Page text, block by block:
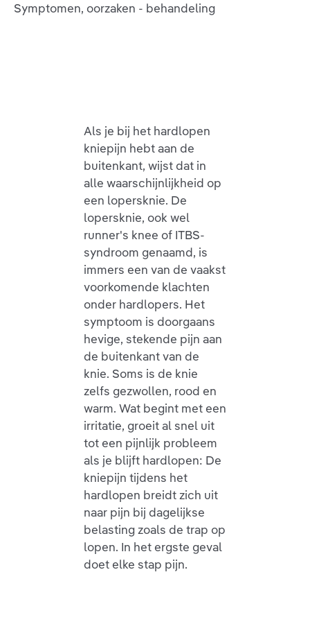
Symptomen, oorzaken - behandeling
Als je bij het hardlopen
kniepijn hebt aan de
buitenkant, wijst dat in
alle waarschijnlijkheid op
een lopersknie. De
lopersknie, ook wel
runner's knee of ITBS-
syndroom genaamd, is
immers een van de vaakst
voorkomende klachten
onder hardlopers. Het
symptoom is doorgaans
hevige, stekende pijn aan
de buitenkant van de
knie. Soms is de knie
zelfs gezwollen, rood en
warm. Wat begint met een
irritatie, groeit al snel uit
tot een pijnlijk probleem
als je blijft hardlopen: De
kniepijn tijdens het
hardlopen breidt zich uit
naar pijn bij dagelijkse
belasting zoals de trap op
lopen. In het ergste geval
doet elke stap pijn.